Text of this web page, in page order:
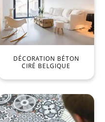
DÉCORATION BÉTON
CIRÉ BELGIQUE